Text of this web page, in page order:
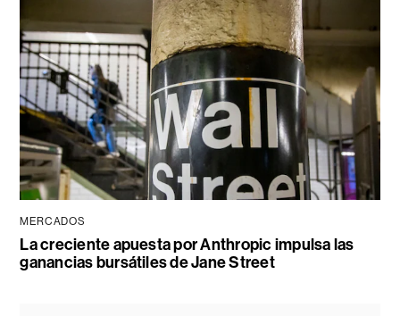
MERCADOS
La creciente apuesta por Anthropic impulsa las
ganancias bursátiles de Jane Street